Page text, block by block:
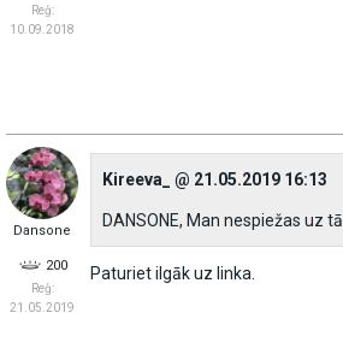
Reģ:
10.09.2018
Dansone
200
Reģ:
21.05.2019
Kireeva_ @ 21.05.2019 16:13
DANSONE, Man nespiežas uz
Paturiet ilgāk uz linka.